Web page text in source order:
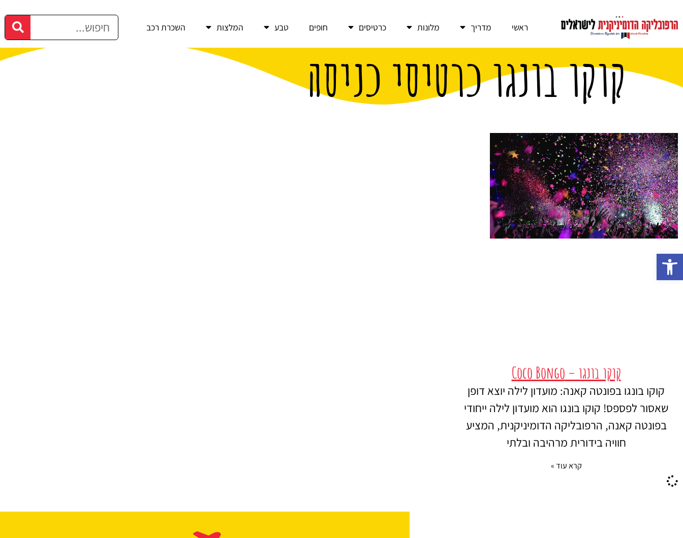
ראשי מדריך מלונות כרטיסים חופים טבע המלצות השכרת רכב
קוקו בונגו כרטיסי כניסה
קוקו בונגו – Coco Bongo
קוקו בונגו בפונטה קאנה: מועדון לילה יוצא דופן
שאסור לפספס! קוקו בונגו הוא מועדון לילה ייחודי
בפונטה קאנה, הרפובליקה הדומיניקנית, המציע
חוויה בידורית מרהיבה ובלתי
קרא עוד »
פתח סרגל נגישות